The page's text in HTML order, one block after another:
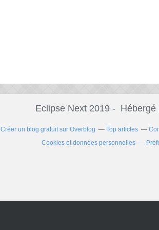
Eclipse Next 2019 - Hébergé
Créer un blog gratuit sur Overblog Top articles
Cookies et données personnelles